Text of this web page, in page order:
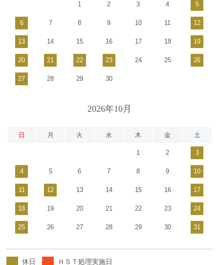
1 2 3 4 5
6 7 8 9 10 11 12
13 14 15 16 17 18 19
20 21 22 23 24 25 26
27 28 29 30
2026年10月
日 月 火 水 木 金 土
1 2 3
4 5 6 7 8 9 10
11 12 13 14 15 16 17
18 19 20 21 22 23 24
25 26 27 28 29 30 31
休日 ＨＳＴ処理実施日